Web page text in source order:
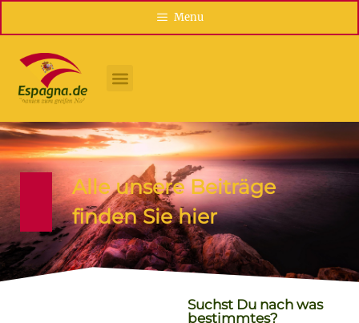
Menu
Alle unsere Beiträge
finden Sie hier
Suchst Du nach was
bestimmtes?